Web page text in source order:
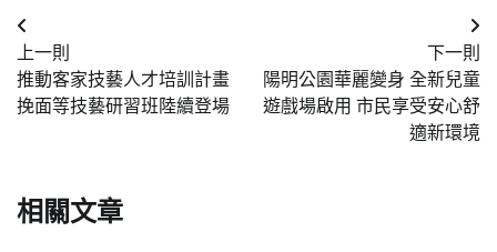
文
章
導
上一則
推動客家技藝人才培訓計畫
挽面等技藝研習班陸續登場
下一則
陽明公園華麗變身 全新兒童
遊戲場啟用 市民享受安心舒
適新環境
相關文章